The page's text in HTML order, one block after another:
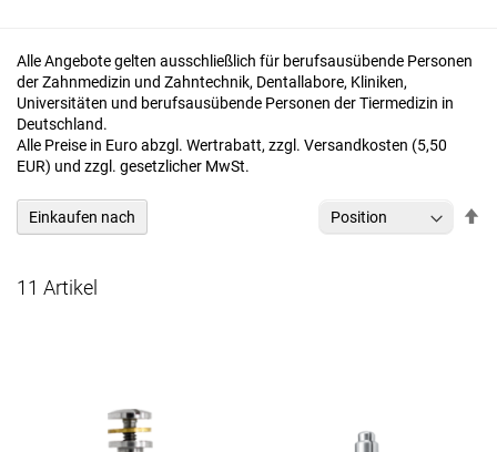
Alle Angebote gelten ausschließlich für berufsausübende Personen
der Zahnmedizin und Zahntechnik, Dentallabore, Kliniken,
Universitäten und berufsausübende Personen der Tiermedizin in
Deutschland.
Alle Preise in Euro abzgl. Wertrabatt, zzgl. Versandkosten (5,50
EUR) und zzgl. gesetzlicher MwSt.
11 Artikel
Einkaufen nach